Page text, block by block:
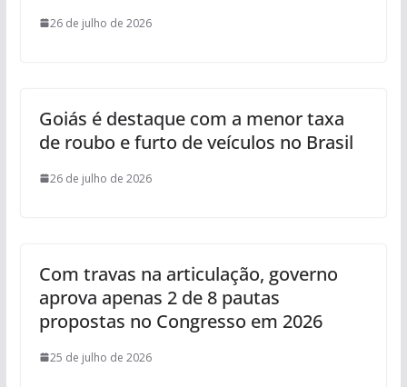
26 de julho de 2026
Goiás é destaque com a menor taxa
de roubo e furto de veículos no Brasil
26 de julho de 2026
Com travas na articulação, governo
aprova apenas 2 de 8 pautas
propostas no Congresso em 2026
25 de julho de 2026